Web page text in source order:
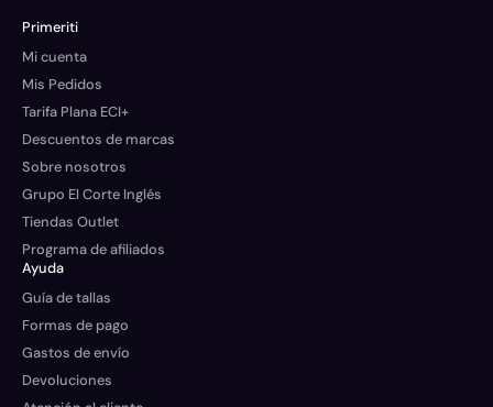
Primeriti
Mi cuenta
Mis Pedidos
Tarifa Plana ECI+
Descuentos de marcas
Sobre nosotros
Grupo El Corte Inglés
Tiendas Outlet
Programa de afiliados
Ayuda
Guía de tallas
Formas de pago
Gastos de envío
Devoluciones